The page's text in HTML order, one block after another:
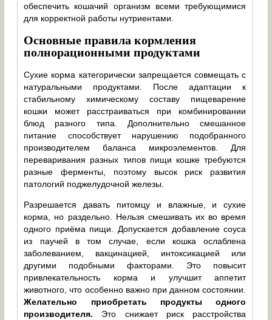
обеспечить кошачий организм всеми требующимися
для корректной работы нутриентами.
Основные правила кормления
полнорационными продуктами
Сухие корма категорически запрещается совмещать с
натуральными продуктами. После адаптации к
стабильному химическому составу пищеварение
кошки может расстраиваться при комбинировании
блюд разного типа. Дополнительно смешанное
питание способствует нарушению подобранного
производителем баланса микроэлементов. Для
переваривания разных типов пищи кошке требуются
разные ферменты, поэтому высок риск развития
патологий поджелудочной железы.
Разрешается давать питомцу и влажные, и сухие
корма, но раздельно. Нельзя смешивать их во время
одного приёма пищи. Допускается добавление соуса
из паучей в том случае, если кошка ослаблена
заболеванием, вакцинацией, интоксикацией или
другими подобными факторами. Это повысит
привлекательность корма и улучшит аппетит
животного, что особенно важно при данном состоянии.
Желательно приобретать продукты одного
производителя. Это снижает риск расстройства